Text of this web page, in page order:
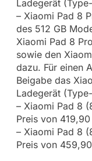
Ladegerät
– Xiaomi Pad 8
des 512 GB
Xiaomi Pad 8
sowie den
dazu. Für einen
Beigabe das
Ladegerät
– Xiaomi Pad 8
Preis von
– Xiaomi Pad 8
Preis von